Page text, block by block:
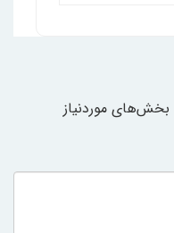
بخش‌های موردنیاز